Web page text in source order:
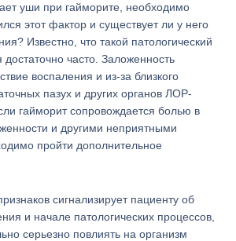
уши при гайморите, необходимо
этот фактор и существует ли у него
Известно, что такой патологический
достаточно часто. Заложенность
воспаления и из-за близкого
пазух и других органов ЛОР-
гайморит сопровождается болью в
и другими неприятными
пройти дополнительное
сигнализирует пациенту об
и начале патологических процессов,
серьезно повлиять на организм